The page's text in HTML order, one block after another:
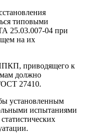
типовыми
25.03.007-04 при
на их
ППКП, приводящего к
должно
27410.
установленным
испытаниями